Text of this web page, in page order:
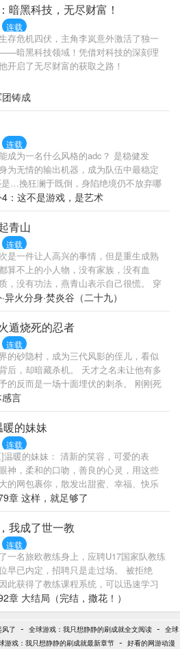
暗黑科技，无尽财富！
连载
存危机四伏，主角李岚意外激活了独一
暗黑科技领域！凭借对科技的深刻理
开启了无尽财富的获取之路！
铸成
连载
成为一名什么风格的adc？ 是稳健发
为无情的输出机器，成为队伍中最稳定
…挽狂澜于既倒，身陷绝境仍不放弃哪
机会，游走于刀尖之上？ 李落：小孩子
全都要！ 非系统文，非无敌流，已有完
之佣兵系统》《这个选手罪孽深重》
：这不是游戏，是艺术
青山
连载
是一件让人高兴的事情，但是重生成熟
算不上的小人物，没有家族，没有血
，没有功法，燕青山表示自己很慌。 穿
性异能，推衍算计机缘，成就无上斗帝
异火分身·焚炎谷（二十九）
遁烧死的忍者
连载
的砂隐村，成为三代风影的侄儿，看似
后，却暗藏杀机。 天才之名未让他有多
的反而是一场十面埋伏的刺杀。 刚刚死
他感慨忍界的冰冷，便迎来了第二次忍
于四战的玩闹，亦不同于刚刚建村时首
，第二次忍界大战是真正的绞肉场，底
数。 第三次忍界大战更是打断了各国的
重断代，几岁的孩子懵懂间被送上了战
带领最弱的砂隐村，厮杀出一条血路。
言
暖的妹妹
连载
温暖的妹妹： 清新的笑容，可爱的表
神，柔和的口吻，善良的心灵，用这些
的网包裹你，散发出甜蜜、幸福、快乐
，就这样一直一直地甘心被束缚吧。永
逃走。 必注意：本文风格颇显阴暗，慎
本文为《危险的妹妹》后篇。 如果不出
在周四入V，老规矩入谢大家长时间以来
远叶以及作者的喜爱，因为有你们作者
去。非常感谢大家~~ ...
章 这样，就足够了
我成了世一教
连载
一名旅欧教练身上，应聘U17国家队教练
早已内定，招聘只是走过场。 被拒绝
此获得了教练课程系统，可以迅速学习
足球战术！ 他通过面试进入了AC米兰教
启了辉煌的教练生涯。 拥有他的球队，
发生蜕变，无论是人员构成还是战术组
。 潘毅也迅速地征服了所有人，成为公
章 大结局（完结，撒花！）
了 - 全球游戏：我只想静静的刷成就全文阅读 - 全球
游戏：我只想静静的刷成就最新章节 - 好看的网游动漫